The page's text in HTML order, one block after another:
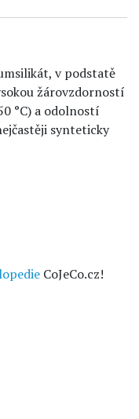
v podstatě
žárovzdorností
°C) a odolností
synteticky
CoJeCo.cz!